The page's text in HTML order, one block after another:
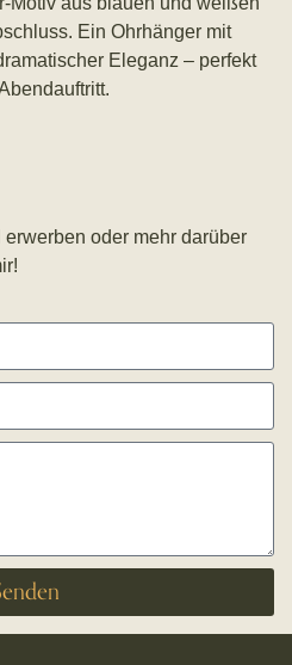
Ein Ohrhänger mit
Eleganz – perfekt
oder mehr darüber